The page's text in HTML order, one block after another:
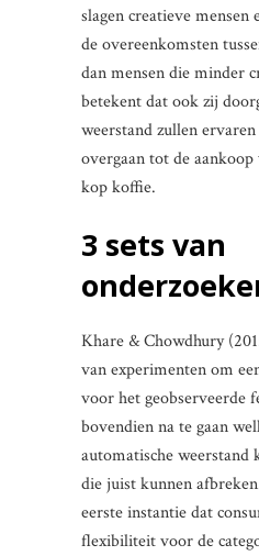
slagen creatieve mensen
de overeenkomsten
dan mensen die minder
betekent dat ook zij
weerstand zullen
overgaan tot de
kop koffie.
3 sets van
Khare & Chowdhury
van experimenten om
voor het geobserveerde
bovendien na te gaan
automatische weerstand
die juist kunnen
eerste instantie dat
flexibiliteit voor de